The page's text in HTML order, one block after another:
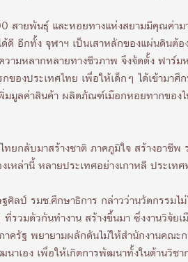
สายพันธุ์ และหอยทางแห่งสยามมีคุณค่า
ด้ดี อีกทั้ง จุฬาฯ เป็นเสาหลักของแผ่นดินต้
ามหลากหลายทางชีวภาพ จึงจัดตั้ง ฟาร์
งประเทศไทย เพื่อให้เด็กๆ ได้เข้ามาศึ
มมูลค่าสินค้า ผลิตภัณฑ์เมือกหอยทากของ
ทยกลับมาสร้างชาติ ภาคภูมิใจ สร้างอา
เหล่านี้ หลายประเทศอย่างเกาหลี ประเท
ศิลป์ รมช.ศึกษาธิการ กล่าวว่านวัตกรรมไ
ที่รวมตัวกันทำงาน สร้างขึ้นมา ซึ่งงานวิจั
าครัฐ พยายามผลักดันไม่ให้สำนักงานคณ
าเอง เพื่อให้เกิดการพัฒนาทั้งในด้านวิชา